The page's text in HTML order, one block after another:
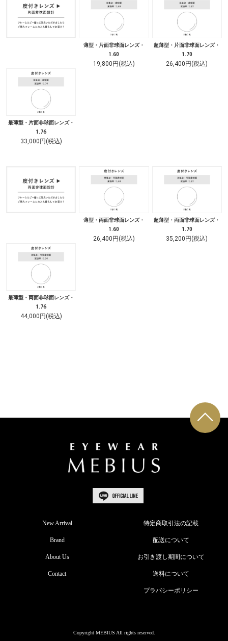
薄型・片面非球面レンズ・
1.60
19,800円(税込)
超薄型・片面非球面レンズ・
1.70
26,400円(税込)
最薄型・片面非球面レンズ・
1.76
33,000円(税込)
薄型・両面非球面レンズ・
1.60
26,400円(税込)
超薄型・両面非球面レンズ・
1.70
35,200円(税込)
最薄型・両面非球面レンズ・
1.76
44,000円(税込)
New Arrival
Brand
About Us
Contact
特定商取引法の記載
配送について
お引き渡し期間について
送料について
プラバシーポリシー
Copyright MEBIUS All rights reserved.